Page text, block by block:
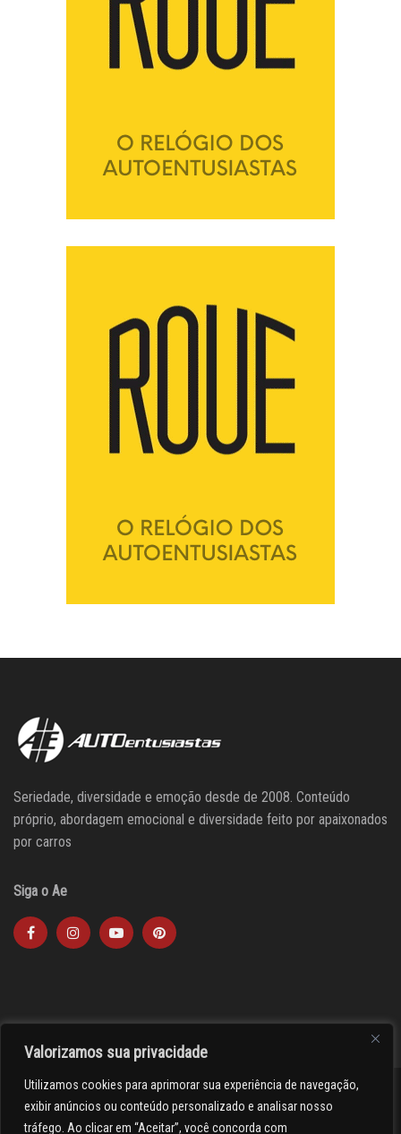
Valorizamos sua privacidade
Utilizamos cookies para aprimorar sua experiência de navegação,
exibir anúncios ou conteúdo personalizado e analisar nosso
tráfego. Ao clicar em “Aceitar”, você concorda com
Seriedade, diversidade e emoção desde de 2008. Conteúdo
próprio, abordagem emocional e diversidade feito por apaixonados
por carros
Siga o Ae
><(((º> 17